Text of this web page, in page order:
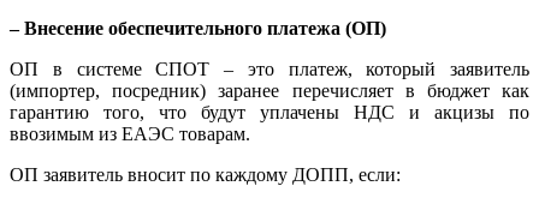
– Внесение обеспечительного платежа (ОП)
ОП в системе СПОТ – это платеж, который заявитель
(импортер, посредник) заранее перечисляет в бюджет как
гарантию того, что будут уплачены НДС и акцизы по
ввозимым из ЕАЭС товарам.
ОП заявитель вносит по каждому ДОПП, если: